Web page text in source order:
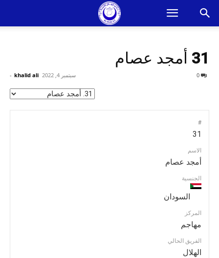
31 أمجد عصام
khalid ali
- سبتمبر 4, 2022
#
31
الاسم
أمجد عصام
الجنسية
السودان
المركز
مهاجم
الفريق الحالي
الهلال